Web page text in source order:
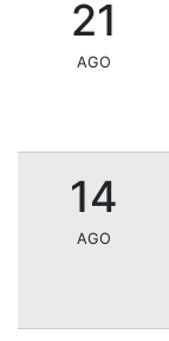
21
AGO
14
AGO